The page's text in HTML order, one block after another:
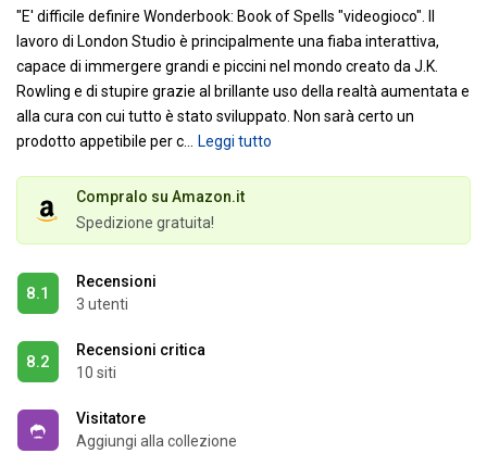
"E' difficile definire Wonderbook: Book of Spells "videogioco". Il
lavoro di London Studio è principalmente una fiaba interattiva,
capace di immergere grandi e piccini nel mondo creato da J.K.
Rowling e di stupire grazie al brillante uso della realtà aumentata e
alla cura con cui tutto è stato sviluppato. Non sarà certo un
prodotto appetibile per c… Leggi tutto
Compralo su Amazon.it
Spedizione gratuita!
8.1
Recensioni
3 utenti
8.2
Recensioni critica
10 siti
Visitatore
Aggiungi alla collezione